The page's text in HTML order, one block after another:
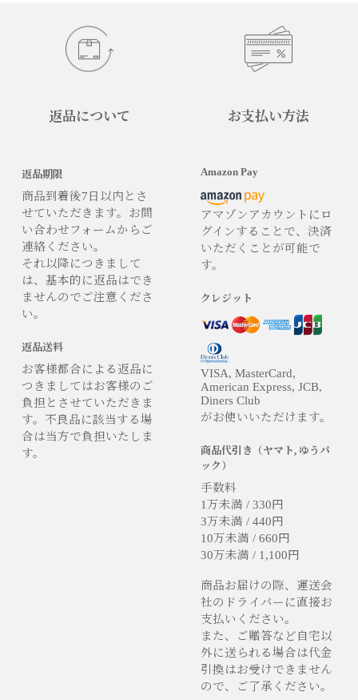
返品について
返品期限
商品到着後7日以内とさ
せていただきます。お問
い合わせフォームからご
連絡ください。
それ以降につきまして
は、基本的に返品はでき
ませんのでご注意くださ
い。
返品送料
お客様都合による返品に
つきましてはお客様のご
負担とさせていただきま
す。不良品に該当する場
合は当方で負担いたしま
す。
お支払い方法
Amazon Pay
アマゾンアカウントにロ
グインすることで、決済
いただくことが可能で
す。
クレジット
VISA, MasterCard,
American Express, JCB,
Diners Club
がお使いいただけます。
商品代引き（ヤマト, ゆうパ
ック）
手数料
1万未満 / 330円
3万未満 / 440円
10万未満 / 660円
30万未満 / 1,100円
商品お届けの際、運送会
社のドライバーに直接お
支払いください。
また、ご贈答など自宅以
外に送られる場合は代金
引換はお受けできません
ので、ご了承ください。